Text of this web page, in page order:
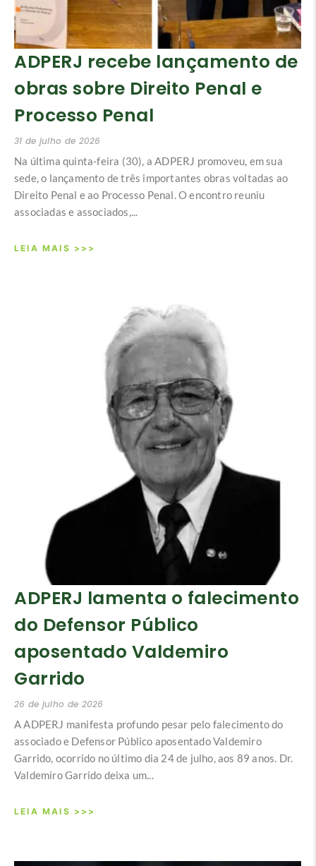
ADPERJ recebe lançamento de
obras sobre Direito Penal e
Processo Penal
31 de julho de 2026
Na última quinta-feira (30), a ADPERJ promoveu, em sua
sede, o lançamento de três importantes obras voltadas ao
Direito Penal e ao Processo Penal. O encontro reuniu
associadas e associados,...
LEIA MAIS >>>
ADPERJ lamenta o falecimento
do Defensor Público
aposentado Valdemiro
Garrido
26 de julho de 2026
A ADPERJ manifesta profundo pesar pelo falecimento do
associado e Defensor Público aposentado Valdemiro
Garrido, ocorrido no último dia 24 de julho, aos 89 anos. Dr.
Valdemiro Garrido deixa um...
LEIA MAIS >>>